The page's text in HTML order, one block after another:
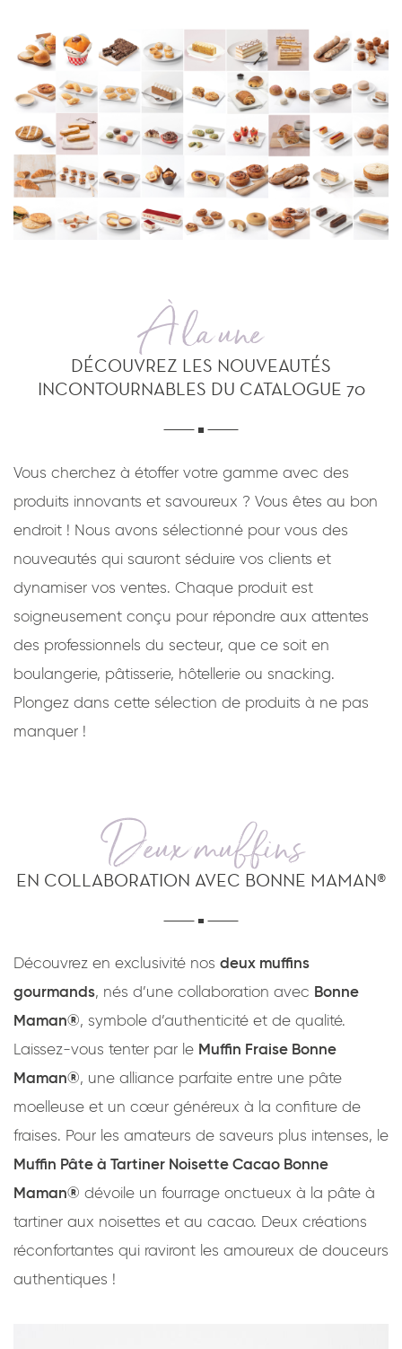
À la une
DÉCOUVREZ LES NOUVEAUTÉS
INCONTOURNABLES DU CATALOGUE 70
Vous cherchez à étoffer votre gamme avec des
produits innovants et savoureux ? Vous êtes au bon
endroit ! Nous avons sélectionné pour vous des
nouveautés qui sauront séduire vos clients et
dynamiser vos ventes. Chaque produit est
soigneusement conçu pour répondre aux attentes
des professionnels du secteur, que ce soit en
boulangerie, pâtisserie, hôtellerie ou snacking.
Plongez dans cette sélection de produits à ne pas
manquer !
Deux muffins
EN COLLABORATION AVEC BONNE MAMAN®
Découvrez en exclusivité nos deux muffins
gourmands, nés d’une collaboration avec Bonne
Maman®, symbole d’authenticité et de qualité.
Laissez-vous tenter par le Muffin Fraise Bonne
Maman®, une alliance parfaite entre une pâte
moelleuse et un cœur généreux à la confiture de
fraises. Pour les amateurs de saveurs plus intenses, le
Muffin Pâte à Tartiner Noisette Cacao Bonne
Maman® dévoile un fourrage onctueux à la pâte à
tartiner aux noisettes et au cacao. Deux créations
réconfortantes qui raviront les amoureux de douceurs
authentiques !